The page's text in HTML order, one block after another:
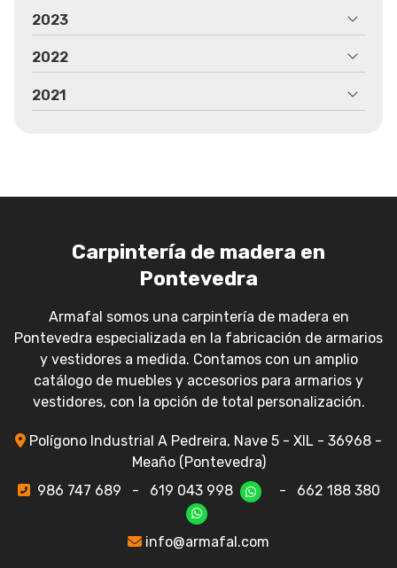
2023
2022
2021
Carpintería de madera en
Pontevedra
Armafal somos una carpintería de madera en
Pontevedra especializada en la fabricación de armarios
y vestidores a medida. Contamos con un amplio
catálogo de muebles y accesorios para armarios y
vestidores, con la opción de total personalización.
Polígono Industrial A Pedreira, Nave 5 - XIL - 36968 -
Meaño (Pontevedra)
986 747 689
- 619 043 998 - 662 188 380
info@armafal.com